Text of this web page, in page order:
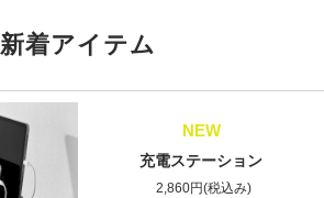
新着アイテム
NEW
充電ステーション
2,860円(税込み)